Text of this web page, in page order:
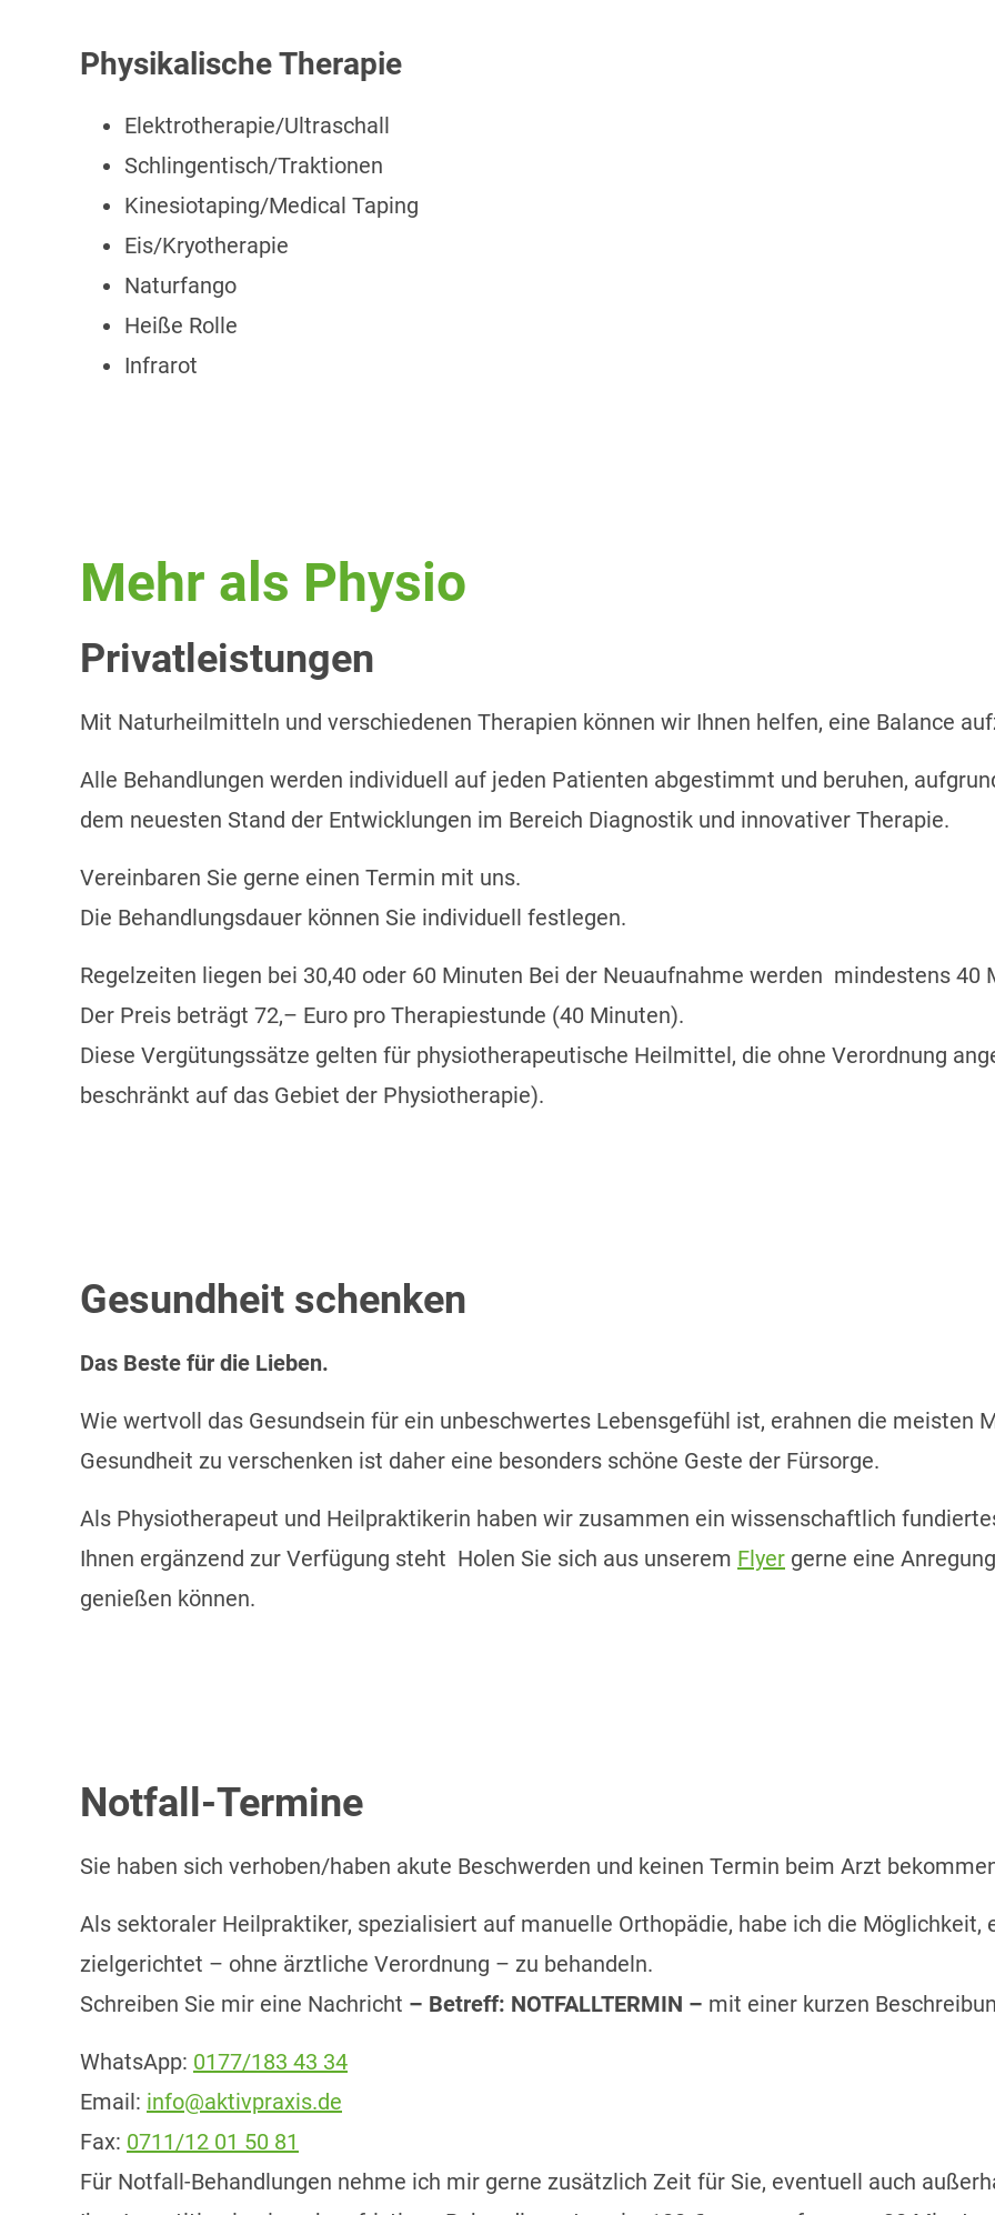
Physikalische Therapie
Elektrotherapie/Ultraschall
Schlingentisch/Traktionen
Kinesiotaping/Medical Taping
Eis/Kryotherapie
Naturfango
Heiße Rolle
Infrarot
Mehr als Physio
Privatleistungen
Mit Naturheilmitteln und verschiedenen Therapien können wir Ihnen helfen, eine Balance
Alle Behandlungen werden individuell auf jeden Patienten abgestimmt und beruhen,
dem neuesten Stand der Entwicklungen im Bereich Diagnostik und innovativer Therapie.
Vereinbaren Sie gerne einen Termin mit uns.
Die Behandlungsdauer können Sie individuell festlegen.
Regelzeiten liegen bei 30,40 oder 60 Minuten Bei der Neuaufnahme werden mindestens 40
Der Preis beträgt 72,– Euro pro Therapiestunde (40 Minuten).
Diese Vergütungssätze gelten für physiotherapeutische Heilmittel, die ohne Verordnung
beschränkt auf das Gebiet der Physiotherapie).
Gesundheit schenken
Das Beste für die Lieben.
Wie wertvoll das Gesundsein für ein unbeschwertes Lebensgefühl ist, erahnen die meisten
Gesundheit zu verschenken ist daher eine besonders schöne Geste der Fürsorge.
Als Physiotherapeut und Heilpraktikerin haben wir zusammen ein wissenschaftlich
Ihnen ergänzend zur Verfügung steht Holen Sie sich aus unserem Flyer gerne eine
genießen können.
Notfall-Termine
Sie haben sich verhoben/haben akute Beschwerden und keinen Termin beim Arzt
Als sektoraler Heilpraktiker, spezialisiert auf manuelle Orthopädie, habe ich die Möglichkeit,
zielgerichtet – ohne ärztliche Verordnung – zu behandeln.
Schreiben Sie mir eine Nachricht – Betreff: NOTFALLTERMIN – mit einer kurzen
WhatsApp: 0177/183 43 34
Email: info@aktivpraxis.de
Fax: 0711/12 01 50 81
Für Notfall-Behandlungen nehme ich mir gerne zusätzlich Zeit für Sie, eventuell auch